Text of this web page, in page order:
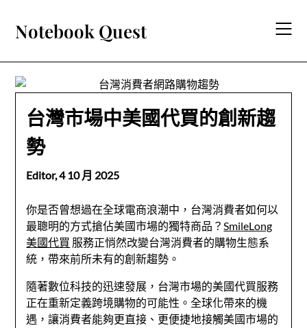
content
Notebook Quest
台灣市場中美國代買的創新趨
勢
Editor,4 10 月 2025
你是否曾想過在全球電商浪潮中，台灣消費者如何以
最聰明的方式搶佔美國市場的獨特商品？SmileLong
美國代買 服務正悄然改變台灣消費者的購物生態系
統，帶來前所未有的創新趨勢。
隨著數位科技的迅速發展，台灣市場的美國代買服務
正在重新定義跨境購物的可能性。全球化帶來的機
遇，讓消費者能夠更直接、更便捷地接觸美國市場的